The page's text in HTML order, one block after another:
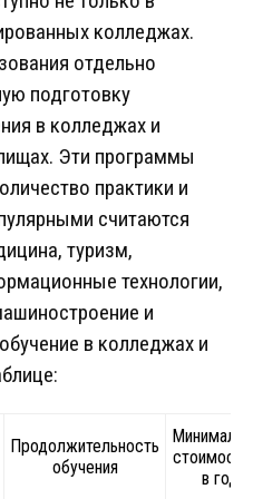
колледжах.
отдельно
подготовку
в колледжах и
Эти программы
практики и
считаются
туризм,
технологии,
и
в колледжах и
Продолжительность
обучения
в год